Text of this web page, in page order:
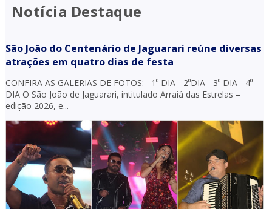
Notícia Destaque
São João do Centenário de Jaguarari reúne diversas
atrações em quatro dias de festa
CONFIRA AS GALERIAS DE FOTOS: 1⁰ DIA - 2⁰DIA - 3⁰ DIA - 4⁰
DIA O São João de Jaguarari, intitulado Arraiá das Estrelas –
edição 2026, e...